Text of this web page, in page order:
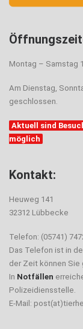
Montag – Samstag
Am Dienstag,
geschlossen.
Aktuell sind
möglich
Kontakt:
Heuweg 141
32312 Lübbecke
Telefon: (05741)
Das Telefon ist in
der Zeit können Sie
In Notfällen
Polizeidiensstelle.
E-Mail: